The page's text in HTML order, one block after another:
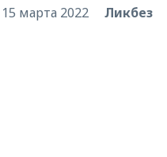
15 марта 2022 Ликбез